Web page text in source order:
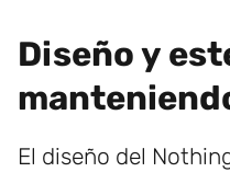
Diseño y
El diseño del